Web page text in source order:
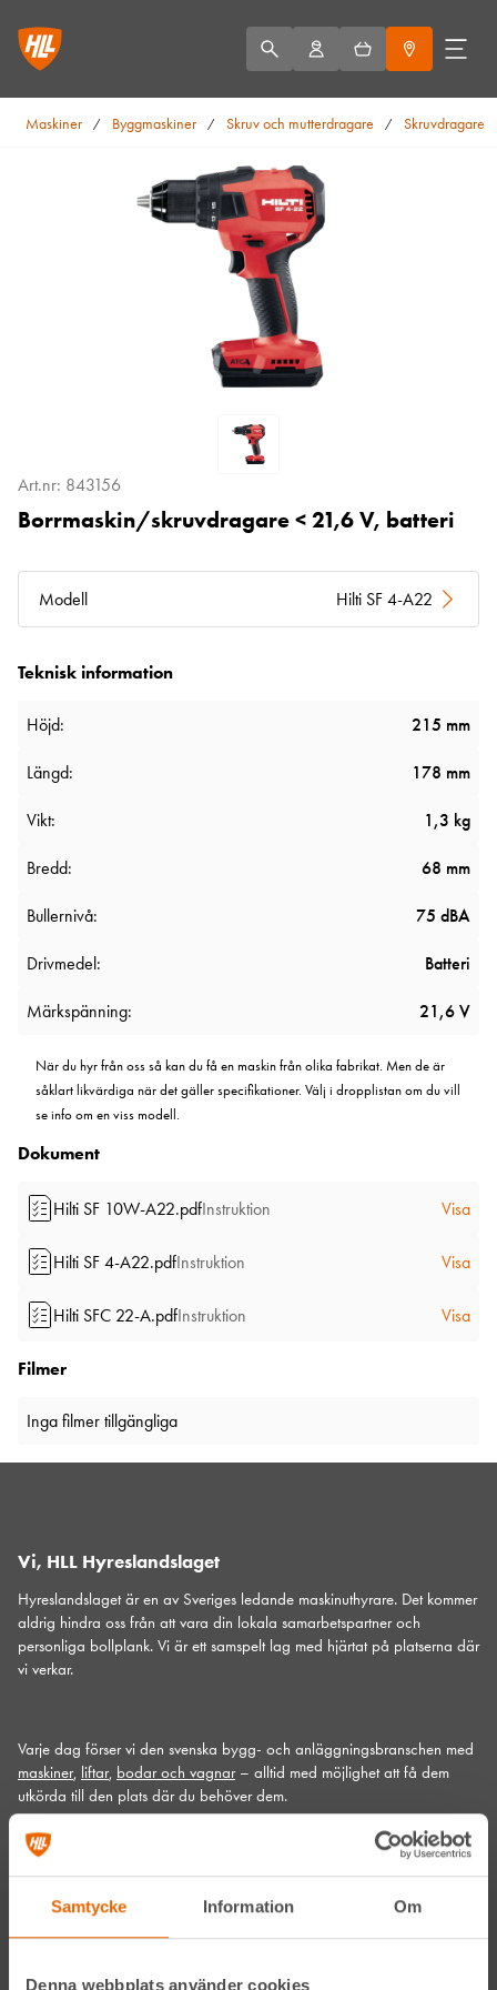
Samtycke Information Om
Denna webbplats använder cookies
Maskiner / Byggmaskiner / Skruv och mutterdragare / Skruvdragare
Art.nr: 843156
Borrmaskin/skruvdragare < 21,6 V, batteri
Modell Hilti SF 4-A22
Teknisk information
Höjd: 215 mm
Längd: 178 mm
Vikt: 1,3 kg
Bredd: 68 mm
Bullernivå: 75 dBA
Drivmedel: Batteri
Märkspänning: 21,6 V
När du hyr från oss så kan du få en maskin från olika fabrikat. Men de är
såklart likvärdiga när det gäller specifikationer. Välj i dropplistan om du vill
se info om en viss modell.
Dokument
Hilti SF 10W-A22.pdfInstruktion Visa
Hilti SF 4-A22.pdfInstruktion Visa
Hilti SFC 22-A.pdfInstruktion Visa
Filmer
Inga filmer tillgängliga
Vi, HLL Hyreslandslaget
Hyreslandslaget är en av Sveriges ledande maskinuthyrare. Det kommer
aldrig hindra oss från att vara din lokala samarbetspartner och
personliga bollplank. Vi är ett samspelt lag med hjärtat på platserna där
vi verkar.
Varje dag förser vi den svenska bygg- och anläggningsbranschen med
maskiner, liftar, bodar och vagnar– alltid med möjlighet att få dem
utkörda till den plats där du behöver dem.
Vi gör det med service utöver det vanliga och problemlösning som gör
skillnad. Hos oss handlar mycket om maskiner, men alltid allra mest om
människor och relationer. Välkommen in till din närmsta depå!